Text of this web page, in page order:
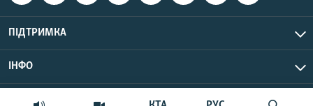
ПІДТРИМКА
ІНФО
© Крим.Реалії, 2026 | Усі права застережено.